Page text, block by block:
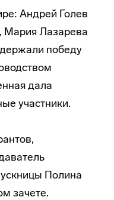
Андрей Голев
Лазарева
победу
дала
участники.
Полина
зачете.